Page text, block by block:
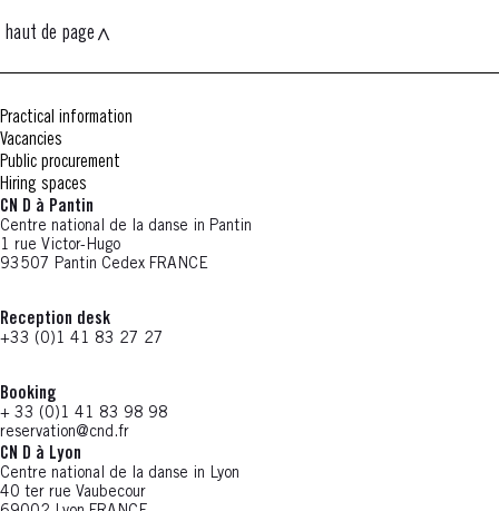
haut de page
Practical information
Vacancies
Public procurement
Hiring spaces
CN D à Pantin
Centre national de la danse in Pantin
1 rue Victor-Hugo
93507 Pantin Cedex FRANCE
Reception desk
+33 (0)1 41 83 27 27
Booking
+ 33 (0)1 41 83 98 98
reservation@cnd.fr
CN D à Lyon
Centre national de la danse in Lyon
40 ter rue Vaubecour